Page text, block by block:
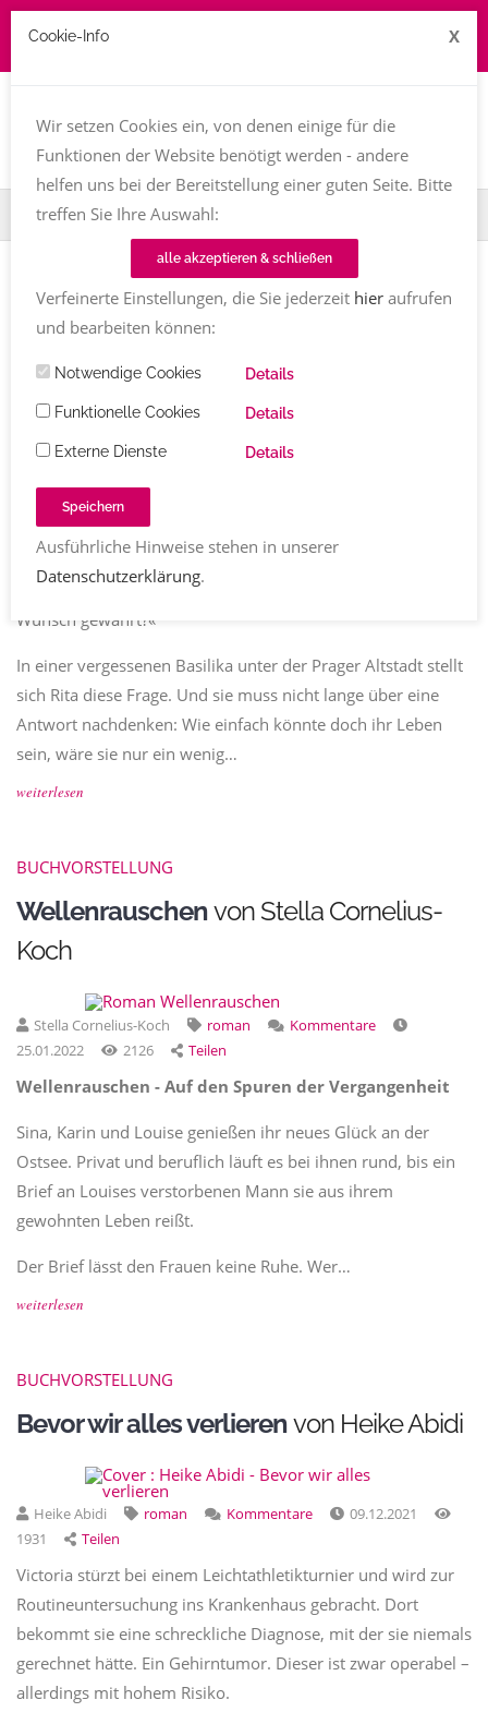
Home TT-Magazin
Einträge mit dem TagRoman
BUCHVORSTELLUNG
Bittersüßer Nachtschatten
Kathrin Wasle
Ann-Kathrin Wasle
04.02.2022
1690 Teilen
»Was würdest du vom Teufel verlangen, wenn er dir einen
Wunsch gewährt?«
In einer vergessenen Basilika unter der Prager Altstadt stellt
sich Rita diese Frage. Und sie muss nicht lange über eine
Antwort nachdenken: Wie einfach könnte doch ihr Leben
sein, wäre sie nur ein wenig…
weiterlesen
BUCHVORSTELLUNG
Wellenrauschenvon Stella Cornelius-
Koch
Stella Cornelius-Koch roman
Kommentare
25.01.2022
2126 Teilen
Wellenrauschen - Auf den Spuren der Vergangenheit
Sina, Karin und Louise genießen ihr neues Glück an der
Ostsee. Privat und beruflich läuft es bei ihnen rund, bis ein
Brief an Louises verstorbenen Mann sie aus ihrem
gewohnten Leben reißt.
Der Brief lässt den Frauen keine Ruhe. Wer…
weiterlesen
BUCHVORSTELLUNG
Bevor wir alles verlierenvon Heike Abidi
Heike Abidi roman Kommentare
09.12.2021
1931
Teilen
Victoria stürzt bei einem Leichtathletikturnier und wird zur
Routineuntersuchung ins Krankenhaus gebracht. Dort
bekommt sie eine schreckliche Diagnose, mit der sie niemals
gerechnet hätte. Ein Gehirntumor. Dieser ist zwar operabel –
allerdings mit hohem Risiko.
Cookie-Info X
Wir setzen Cookies ein, von denen einige für die
Funktionen der Website benötigt werden - andere
helfen uns bei der Bereitstellung einer guten Seite. Bitte
treffen Sie Ihre Auswahl:
alle akzeptieren & schließen
Verfeinerte Einstellungen, die Sie jederzeit hieraufrufen
und bearbeiten können:
Notwendige Cookies Details
Funktionelle Cookies Details
Externe Dienste Details
Speichern
Ausführliche Hinweise stehen in unserer
Datenschutzerklärung.